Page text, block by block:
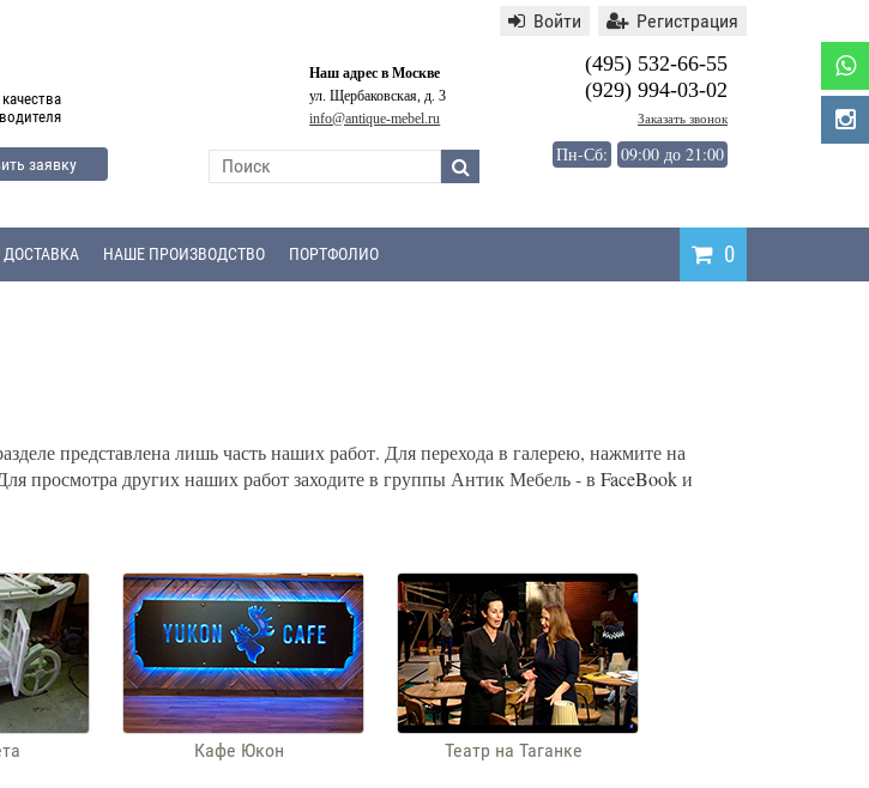
качества
заявку
Наш адрес в Москве
ул. Щербаковская, д. 3
info@antique-mebel.ru
(495) 532-66-55
(929) 994-03-02
Заказать звонок
Пн-Сб: 09:00 до 21:00
Войти Регистрация
0
ДОСТАВКА НАШЕ ПРОИЗВОДСТВО ПОРТФОЛИО
представлена лишь часть наших работ. Для перехода в галерею, нажмите на
просмотра других наших работ заходите в группы Антик Мебель - в FaceBookи
Кафе Юкон Театр на Таганке